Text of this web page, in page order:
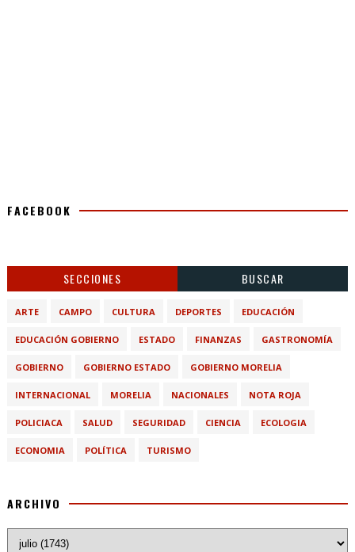
FACEBOOK
SECCIONES BUSCAR
ARTE CAMPO CULTURA DEPORTES EDUCACIÓN
EDUCACIÓN GOBIERNO ESTADO FINANZAS GASTRONOMÍA
GOBIERNO GOBIERNO ESTADO GOBIERNO MORELIA
INTERNACIONAL MORELIA NACIONALES NOTA ROJA
POLICIACA SALUD SEGURIDAD CIENCIA ECOLOGIA
ECONOMIA POLÍTICA TURISMO
ARCHIVO